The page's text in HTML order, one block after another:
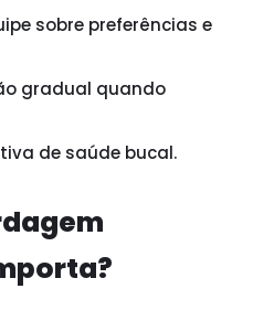
sobre preferências e
gradual quando
de saúde bucal.